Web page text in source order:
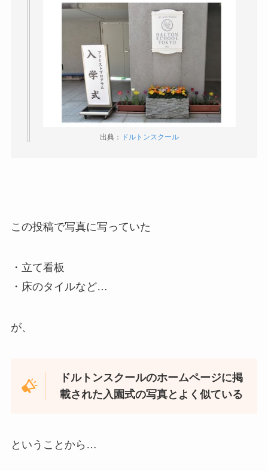
出典： ドルトンスクール
この投稿で写真に写っていた
・立て看板
・床のタイルなど…
が、
ドルトンスクールのホームページに掲
載された入園式の写真とよく似ている
ということから…